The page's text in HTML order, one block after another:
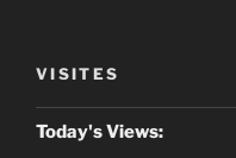
VISITES
Today's Views: